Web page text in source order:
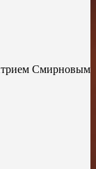
Смирновым